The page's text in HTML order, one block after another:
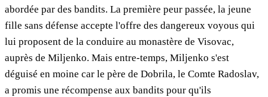
abordée par des bandits. La première peur passée, la jeune
fille sans défense accepte l'offre des dangereux voyous qui
lui proposent de la conduire au monastère de Visovac,
auprès de Miljenko. Mais entre-temps, Miljenko s'est
déguisé en moine car le père de Dobrila, le Comte Radoslav,
a promis une récompense aux bandits pour qu'ils